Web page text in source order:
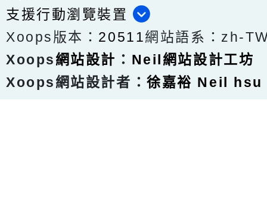
支援行動瀏覽裝置
Xoops版本： 20511網站語系：zh-
Xoops網站設計 ： Neil網站設計工坊
Xoops網站設計者：徐嘉裕 Neil hsu